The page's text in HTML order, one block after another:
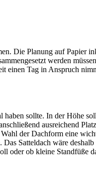
Die Planung auf Papier
werden
einen Tag in Anspruch
sollte. In der Höhe
ausreichend
der Dachform eine
Satteldach wäre
oder ob kleine Standfüße